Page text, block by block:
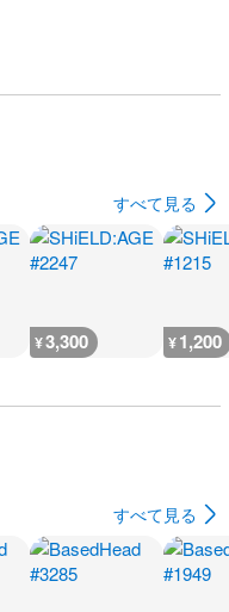
すべて見る
¥3,300 ¥1,200
すべて見る